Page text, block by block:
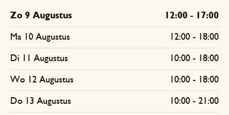
Zo 9 Augustus 12:00 - 17:00
Ma 10 Augustus 12:00 - 18:00
Di 11 Augustus 10:00 - 18:00
Wo 12 Augustus 10:00 - 18:00
Do 13 Augustus 10:00 - 21:00